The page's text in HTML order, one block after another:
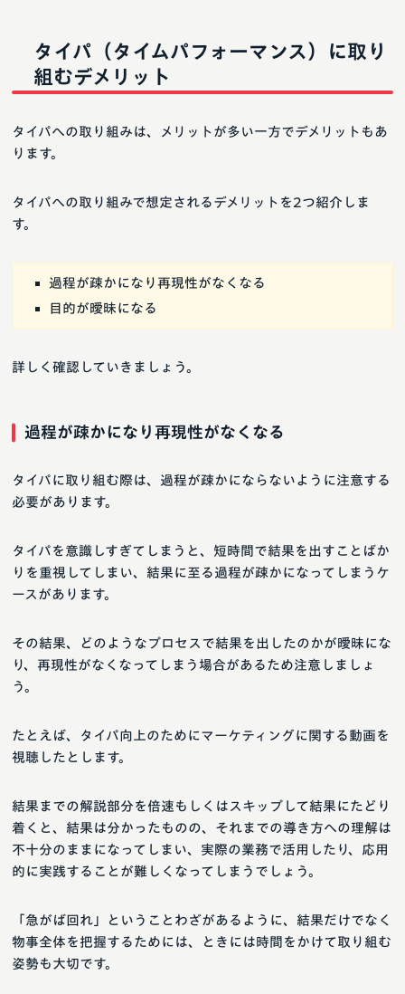
タイパ（タイムパフォーマンス）に取り
組むデメリット
タイパへの取り組みは、メリットが多い一方でデメリットもあ
ります。
タイパへの取り組みで想定されるデメリットを2つ紹介しま
す。
過程が疎かになり再現性がなくなる
目的が曖昧になる
詳しく確認していきましょう。
過程が疎かになり再現性がなくなる
タイパに取り組む際は、過程が疎かにならないように注意する
必要があります。
タイパを意識しすぎてしまうと、短時間で結果を出すことばか
りを重視してしまい、結果に至る過程が疎かになってしまうケ
ースがあります。
その結果、どのようなプロセスで結果を出したのかが曖昧にな
り、再現性がなくなってしまう場合があるため注意しましょ
う。
たとえば、タイパ向上のためにマーケティングに関する動画を
視聴したとします。
結果までの解説部分を倍速もしくはスキップして結果にたどり
着くと、結果は分かったものの、それまでの導き方への理解は
不十分のままになってしまい、実際の業務で活用したり、応用
的に実践することが難しくなってしまうでしょう。
「急がば回れ」ということわざがあるように、結果だけでなく
物事全体を把握するためには、ときには時間をかけて取り組む
姿勢も大切です。